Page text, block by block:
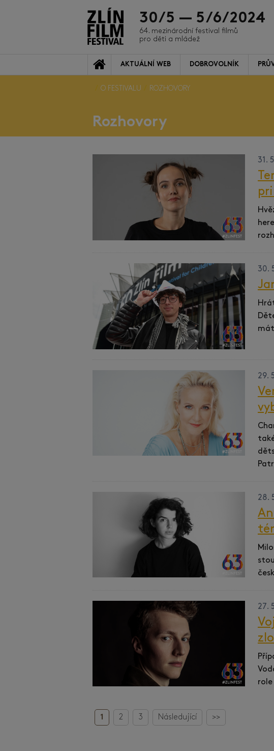
30/5 — 5/6/2024
64. mezinárodní festival filmů
pro děti a mládež
AKTUÁLNÍ WEB DOBROVOLNÍK
O FESTIVALU ROZHOVORY
Rozhovory
31.
30.
29.
28.
27.
role
1 2 3 Následující >>